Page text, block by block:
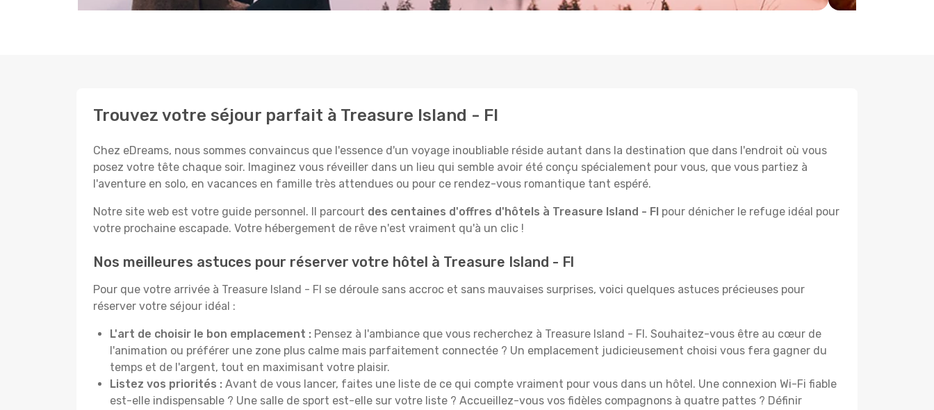
Trouvez votre séjour parfait à Treasure Island - Fl
Chez eDreams, nous sommes convaincus que l'essence d'un voyage inoubliable réside autant dans la destination que dans l'endroit où vous
posez votre tête chaque soir. Imaginez vous réveiller dans un lieu qui semble avoir été conçu spécialement pour vous, que vous partiez à
l'aventure en solo, en vacances en famille très attendues ou pour ce rendez-vous romantique tant espéré.
Notre site web est votre guide personnel. Il parcourt des centaines d'offres d'hôtels à Treasure Island - Fl pour dénicher le refuge idéal pour
votre prochaine escapade. Votre hébergement de rêve n'est vraiment qu'à un clic !
Nos meilleures astuces pour réserver votre hôtel à Treasure Island - Fl
Pour que votre arrivée à Treasure Island - Fl se déroule sans accroc et sans mauvaises surprises, voici quelques astuces précieuses pour
réserver votre séjour idéal :
L'art de choisir le bon emplacement : Pensez à l'ambiance que vous recherchez à Treasure Island - Fl. Souhaitez-vous être au cœur de
l'animation ou préférer une zone plus calme mais parfaitement connectée ? Un emplacement judicieusement choisi vous fera gagner du
temps et de l'argent, tout en maximisant votre plaisir.
Listez vos priorités : Avant de vous lancer, faites une liste de ce qui compte vraiment pour vous dans un hôtel. Une connexion Wi-Fi fiable
est-elle indispensable ? Une salle de sport est-elle sur votre liste ? Accueillez-vous vos fidèles compagnons à quatre pattes ? Définir